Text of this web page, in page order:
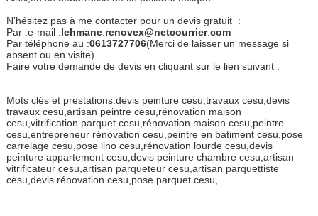
N’hésitez pas à me contacter pour un devis gratuit :
Par :e-mail :lehmane. renovex@netcourrier.com
Par téléphone au :0613727706(Merci de laisser un message si
absent ou en visite)
Faire votre demande de devis en cliquant sur le lien suivant :
Mots clés et prestations:devis peinture cesu,travaux cesu,devis
travaux cesu,artisan peintre cesu,rénovation maison
cesu,vitrification parquet cesu,rénovation maison cesu,peintre
cesu,entrepreneur rénovation cesu,peintre en batiment cesu,pose
carrelage cesu,pose lino cesu,rénovation lourde cesu,devis
peinture appartement cesu,devis peinture chambre cesu,artisan
vitrificateur cesu,artisan parqueteur cesu,artisan parquettiste
cesu,devis rénovation cesu,pose parquet cesu,